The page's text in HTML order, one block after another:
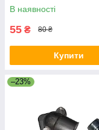
В наявності
55 ₴ 80 ₴
Купити
–23%